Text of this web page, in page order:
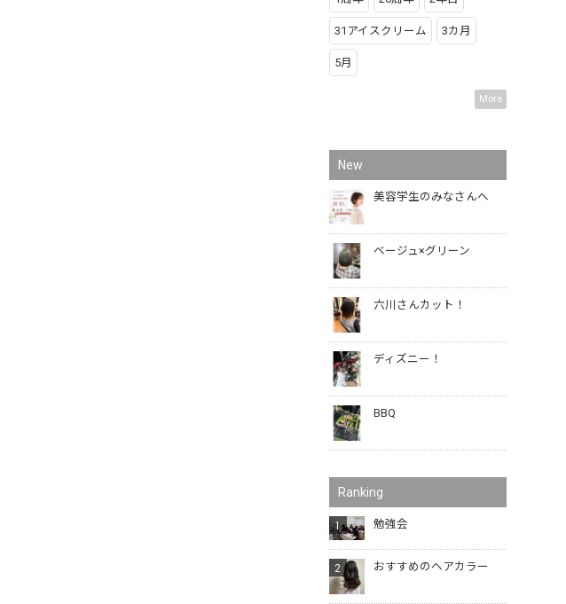
31アイスクリーム 3カ月
5月
More
New
美容学生のみなさんへ
ベージュ×グリーン
六川さんカット！
ディズニー！
BBQ
Ranking
勉強会
おすすめのヘアカラー